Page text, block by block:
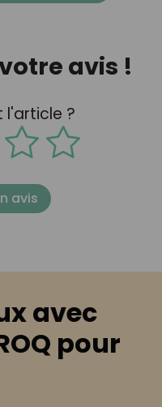
avis !
?
avis
avec
pour